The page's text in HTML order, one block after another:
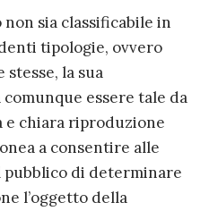
sia classificabile in
tipologie, ovvero
la sua
essere tale da
e chiara riproduzione
a consentire alle
di determinare
l’oggetto della